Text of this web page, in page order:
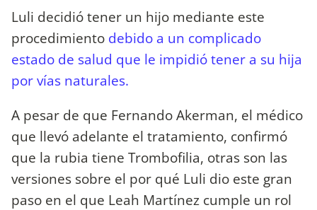
Luli decidió tener un hijo mediante este
procedimiento debido a un complicado
estado de salud que le impidió tener a su hija
por vías naturales.
A pesar de que Fernando Akerman, el médico
que llevó adelante el tratamiento, confirmó
que la rubia tiene Trombofilia, otras son las
versiones sobre el por qué Luli dio este gran
paso en el que Leah Martínez cumple un rol